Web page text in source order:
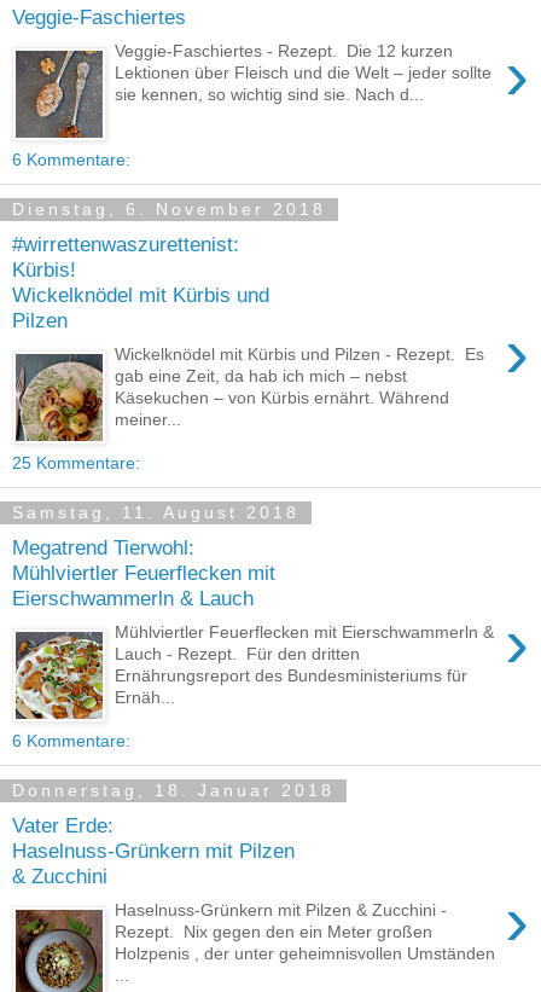
Veggie-Faschiertes
›
Veggie-Faschiertes - Rezept. Die 12 kurzen
Lektionen über Fleisch und die Welt – jeder sollte
sie kennen, so wichtig sind sie. Nach d...
6 Kommentare:
Dienstag, 6. November 2018
#wirrettenwaszurettenist:
Kürbis!
Wickelknödel mit Kürbis und
Pilzen
›
Wickelknödel mit Kürbis und Pilzen - Rezept. Es
gab eine Zeit, da hab ich mich – nebst
Käsekuchen – von Kürbis ernährt. Während
meiner...
25 Kommentare:
Samstag, 11. August 2018
Megatrend Tierwohl:
Mühlviertler Feuerflecken mit
Eierschwammerln & Lauch
›
Mühlviertler Feuerflecken mit Eierschwammerln &
Lauch - Rezept. Für den dritten
Ernährungsreport des Bundesministeriums für
Ernäh...
6 Kommentare:
Donnerstag, 18. Januar 2018
Vater Erde:
Haselnuss-Grünkern mit Pilzen
& Zucchini
›
Haselnuss-Grünkern mit Pilzen & Zucchini -
Rezept. Nix gegen den ein Meter großen
Holzpenis , der unter geheimnisvollen Umständen
...